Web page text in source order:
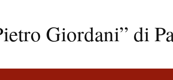
Giordani” di